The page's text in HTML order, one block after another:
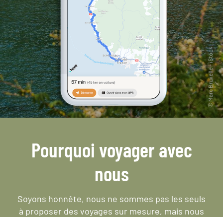
Pourquoi voyager avec
nous
Soyons honnête, nous ne sommes pas les seuls
à proposer des voyages sur mesure, mais nous